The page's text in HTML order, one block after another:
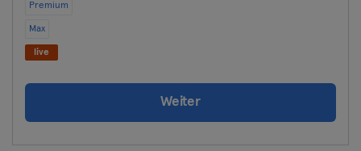
Premium
Max
live
Weiter